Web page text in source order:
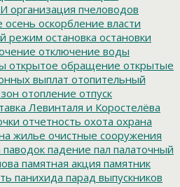
организация пчеловодов
осень оскорбление власти
режим остановка остановки
отключение воды
открытое обращение открытые
выплат отопительный
отопление отпуск
Левинталя и Коростелёва
отчетность охота охрана
жилье очистные сооружения
паводок падение пал палаточный
памятная акция памятник
панихида парад выпускников